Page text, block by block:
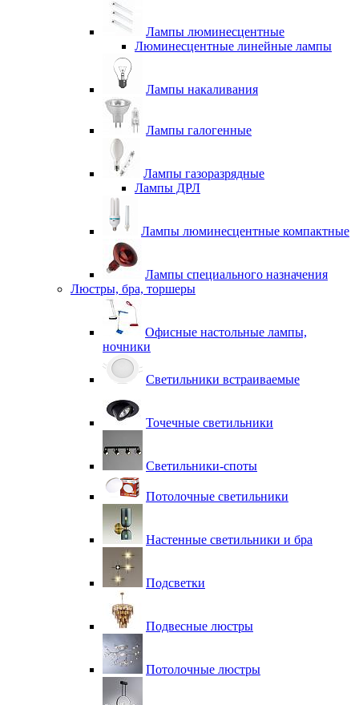
Лампы люминесцентные
Люминесцентные линейные лампы
Лампы накаливания
Лампы галогенные
Лампы газоразрядные
Лампы ДРЛ
Лампы люминесцентные компактные
Лампы специального назначения
Люстры, бра, торшеры
Офисные настольные лампы,
ночники
Светильники встраиваемые
Точечные светильники
Светильники-споты
Потолочные светильники
Настенные светильники и бра
Подсветки
Подвесные люстры
Потолочные люстры